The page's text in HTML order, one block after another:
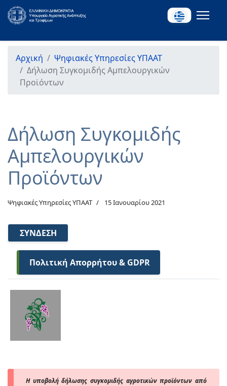
Αρχική
Ψηφιακές Υπηρεσίες ΥΠΑΑΤ
Δήλωση Συγκομιδής Αμπελουργικών
Προϊόντων
Δήλωση Συγκομιδής
Αμπελουργικών
Προϊόντων
Ψηφιακές Υπηρεσίες ΥΠΑΑΤ 15 Ιανουαρίου 2021
ΣΎΝΔΕΣΗ
Πολιτική Απορρήτου & GDPR
Η υποβολή δήλωσης συγκομιδής αγροτικών προϊόντων από